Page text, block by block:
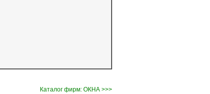
Каталог фирм: ОКНА >>>